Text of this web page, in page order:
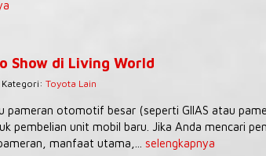
Show di Living World
Toyota Lain
otomotif besar (seperti GIIAS atau
pembelian unit mobil baru. Jika Anda mencari
manfaat utama,... selengkapnya